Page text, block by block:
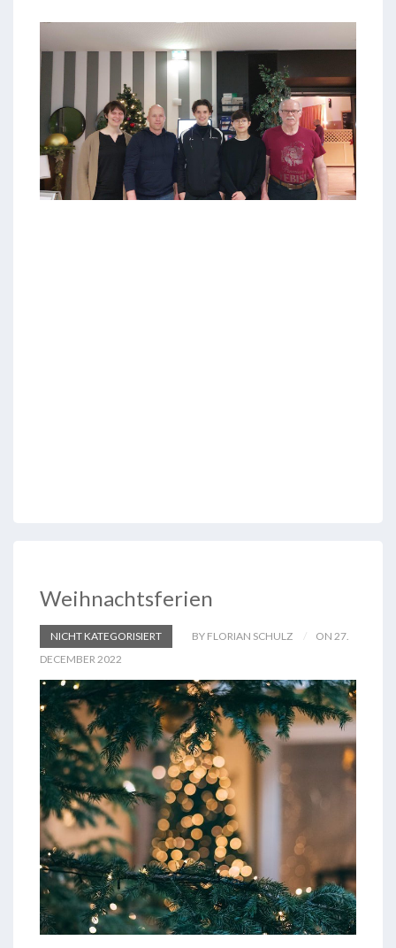
Weihnachtsferien
NICHT KATEGORISIERT BY FLORIAN SCHULZ
ON 27.
DECEMBER 2022